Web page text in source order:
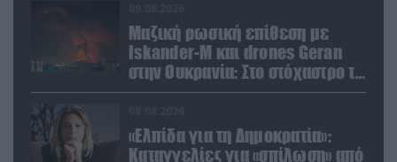
Μαζική ρωσική επίθεση με
Iskander-M και drones Geran
στην Ουκρανία: Στο στόχαστρο το
εργοστάσιο των Flamingo
«Ελπίδα για τη Δημοκρατία»:
Καταγγελίες για «σπίλωση» από